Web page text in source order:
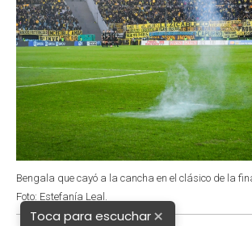
Bengala que cayó a la cancha en el clásico de la
Foto: Estefanía Leal.
Toca para escuchar×